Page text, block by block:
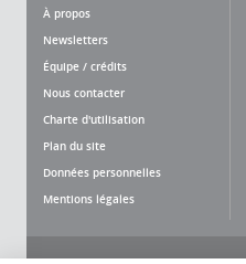
À propos
Newsletters
Équipe / crédits
Nous contacter
Charte d'utilisation
Plan du site
Données personnelles
Mentions légales